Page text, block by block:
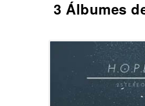
3 Álbumes